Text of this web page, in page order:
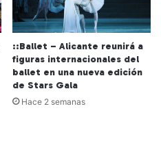
::Ballet – Alicante reunirá a
figuras internacionales del
ballet en una nueva edición
de Stars Gala
Hace 2 semanas